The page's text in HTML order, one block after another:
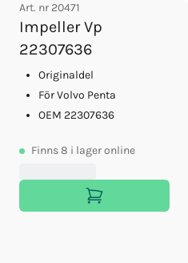
Art. nr 20471
Impeller Vp
22307636
Originaldel
För Volvo Penta
OEM 22307636
Finns8 i lager online